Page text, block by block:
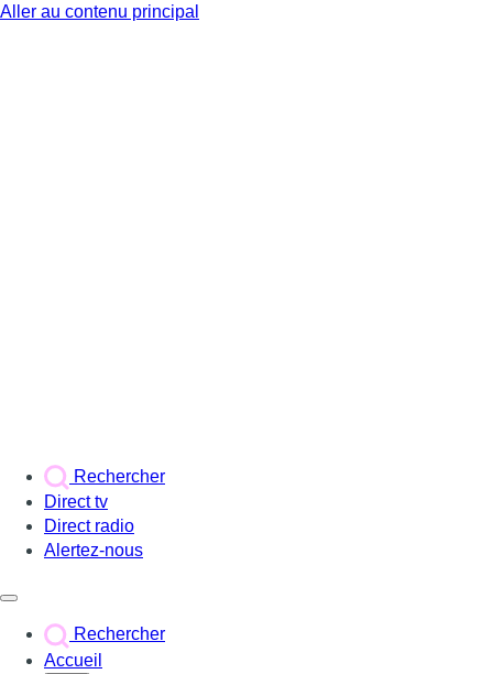
Aller au contenu principal
Rechercher
Direct tv
Direct radio
Alertez-nous
Rechercher
Accueil